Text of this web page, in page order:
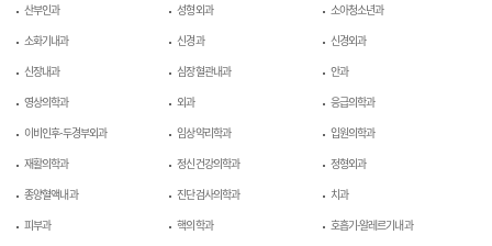
산부인과
성형외과
소아청소년과
소화기내과
신경과
신경외과
신장내과
심장혈관내과
안과
영상의학과
외과
응급의학과
이비인후-두경부외과
임상약리학과
입원의학과
재활의학과
정신건강의학과
정형외과
종양혈액내과
진단검사의학과
치과
피부과
핵의학과
호흡기-알레르기내과